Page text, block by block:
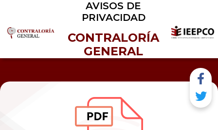
AVISOS DE
PRIVACIDAD
CONTRALORÍA
GENERAL